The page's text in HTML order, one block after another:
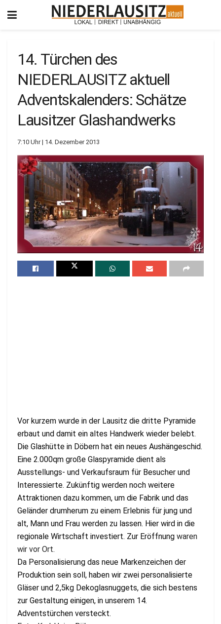
14. Türchen des
NIEDERLAUSITZ aktuell
Adventskalenders: Schätze
Lausitzer Glashandwerks
7:10 Uhr | 14. Dezember 2013
Vor kurzem wurde in der Lausitz die dritte Pyramide
erbaut und damit ein altes Handwerk wieder belebt.
Die Glashütte in Döbern hat ein neues Aushängeschid.
Eine 2.000qm große Glaspyramide dient als
Ausstellungs- und Verkaufsraum für Besucher und
Interessierte. Zukünftig werden noch weitere
Attraktionen dazu kommen, um die Fabrik und das
Geländer drumherum zu einem Erlebnis für jung und
alt, Mann und Frau werden zu lassen. Hier wird in die
regionale Wirtschaft investiert. Zur Eröffnung waren
wir vor Ort.
Da Personalisierung das neue Markenzeichen der
Produktion sein soll, haben wir zwei personalisierte
Gläser und 2,5kg Dekoglasnuggets, die sich bestens
zur Gestaltung einigen, in unserem 14.
Adventstürchen versteckt.